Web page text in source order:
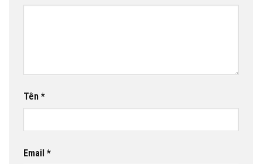
Tên *
Email *